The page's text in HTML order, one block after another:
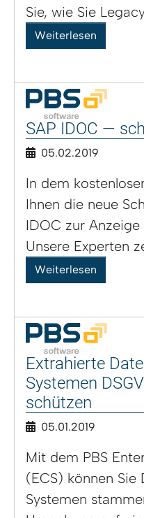
Sie, wie Sie
Weiterlesen
SAP IDOC —
05.02.2019
In dem
Ihnen die neue
IDOC zur
Unsere Experten
Weiterlesen
Extrahierte
Systemen
schützen
05.01.2019
Mit dem PBS
(ECS) können Sie
Systemen